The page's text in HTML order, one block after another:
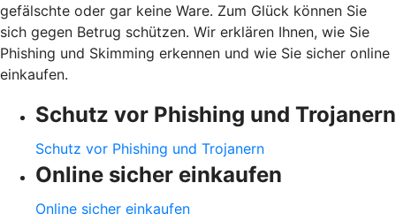
gefälschte oder gar keine Ware. Zum Glück können Sie
sich gegen Betrug schützen. Wir erklären Ihnen, wie Sie
Phishing und Skimming erkennen und wie Sie sicher online
einkaufen.
Schutz vor Phishing und Trojanern
Schutz vor Phishing und Trojanern
Online sicher einkaufen
Online sicher einkaufen